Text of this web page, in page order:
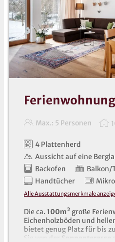
Max.: 5 Personen
4 Plattenherd
Aussicht auf eine
Backofen
Balkon/
Handtücher
Alle Ausstattungsmerkmale
Die ca. 100m² große
Eichenholzböden und
bietet genug Platz für bis
Sie von der Sonnenterasse